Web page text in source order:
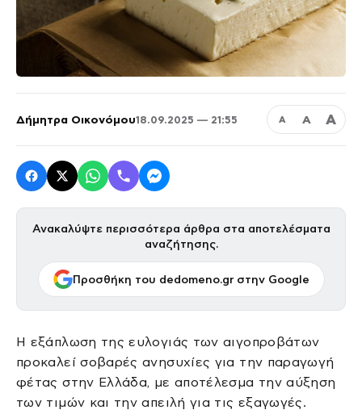
Δήμητρα Οικονόμου18.09.2025 — 21:55 Α Α Α
Ανακαλύψτε περισσότερα άρθρα στα αποτελέσματα
αναζήτησης.
Προσθήκη του dedomeno.gr στην Google
Η εξάπλωση της ευλογιάς των αιγοπροβάτων
προκαλεί σοβαρές ανησυχίες για την παραγωγή
φέτας στην Ελλάδα, με αποτέλεσμα την αύξηση
των τιμών και την απειλή για τις εξαγωγές.